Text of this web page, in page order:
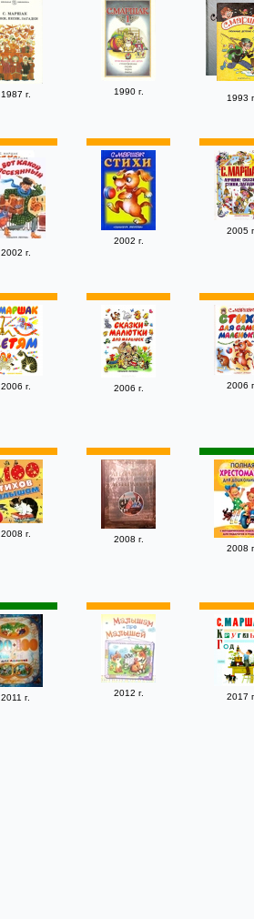
1987 г.
1990 г.
1993 г.
2002 г.
2002 г.
2005 г.
2006 г. 2006 г. 2006 г.
2008 г.
2008 г.
2008 г.
2011 г. 2012 г. 2017 г.